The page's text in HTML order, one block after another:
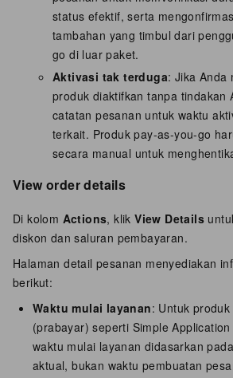
status efektif, serta
tambahan yang timbul dari
go di luar paket.
Aktivasi tak terduga: Jika Anda
produk diaktifkan tanpa tindakan
catatan pesanan untuk waktu
terkait. Produk pay-as-you-go
secara manual untuk
View order details
Di kolom Actions, klikView Details
diskon dan saluran pembayaran.
Halaman detail pesanan menyediakan
berikut:
Waktu mulai layanan: Untuk
(prabayar) seperti Simple
waktu mulai layanan didasarkan
aktual, bukan waktu pembuatan